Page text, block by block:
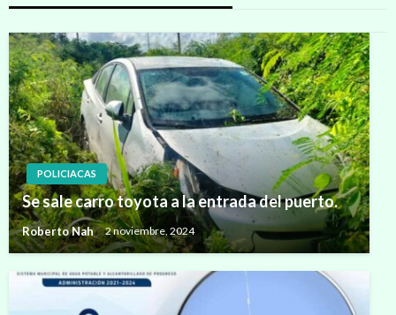
POLICIACAS
Se sale carro toyota a la entrada del puerto.
Roberto Nah 2 noviembre, 2024